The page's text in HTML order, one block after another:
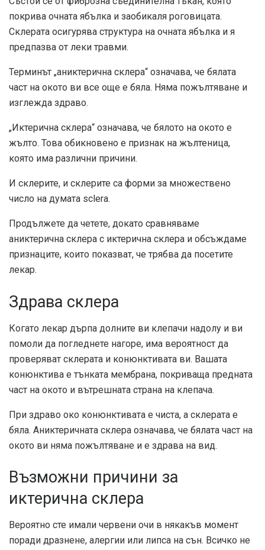
покрива очната ябълка и заобикаля роговицата.
Склерата осигурява структура на очната ябълка и я
предпазва от леки травми.
Терминът „аниктерична склера“ означава, че бялата
част на окото ви все още е бяла. Няма пожълтяване и
изглежда здраво.
„Иктерична склера“ означава, че бялото на окото е
жълто. Това обикновено е признак на жълтеница,
която има различни причини.
И склерите, и склерите са форми за множествено
число на думата sclera.
Продължете да четете, докато сравняваме
аниктерична склера с иктерична склера и обсъждаме
признаците, които показват, че трябва да посетите
лекар.
Здрава склера
Когато лекар дърпа долните ви клепачи надолу и ви
помоли да погледнете нагоре, има вероятност да
проверяват склерата и конюнктивата ви. Вашата
конюнктива е тънката мембрана, покриваща предната
част на окото и вътрешната страна на клепача.
При здраво око конюнктивата е чиста, а склерата е
бяла. Аниктеричната склера означава, че бялата част на
окото ви няма пожълтяване и е здрава на вид.
Възможни причини за
иктерична склера
Вероятно сте имали червени очи в някакъв момент
поради дразнене, алергии или липса на сън. Всичко не